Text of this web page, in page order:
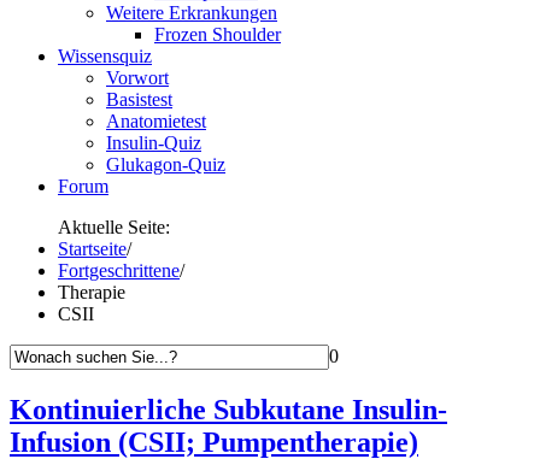
Weitere Erkrankungen
Frozen Shoulder
Wissensquiz
Vorwort
Basistest
Anatomietest
Insulin-Quiz
Glukagon-Quiz
Forum
Aktuelle Seite:
Startseite/
Fortgeschrittene/
Therapie
CSII
0
Kontinuierliche Subkutane Insulin-
Infusion (CSII; Pumpentherapie)